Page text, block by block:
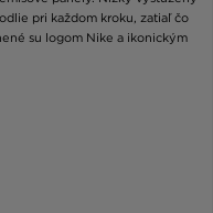
pri každom kroku, zatiaľ čo
su logom Nike a ikonickým